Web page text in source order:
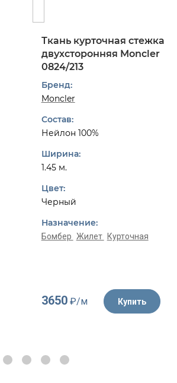
Ткань курточная стежка
двухсторонняя Moncler
0824/213
Бренд:
Moncler
Состав:
Нейлон 100%
Ширина:
1.45 м.
Цвет:
Черный
Назначение:
Бомбер Жилет Курточная
3650₽/м Купить